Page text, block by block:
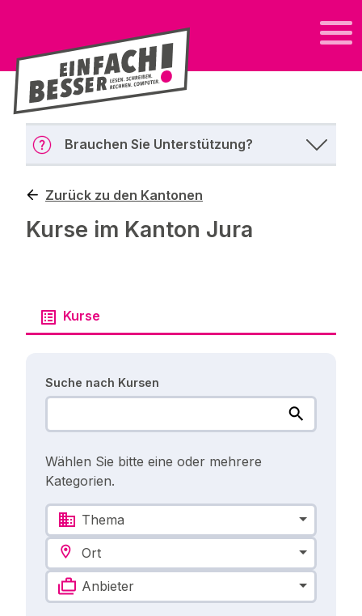
Brauchen Sie Unterstützung?
Zurück zu den Kantonen
Kurse im Kanton Jura
Kurse
Suche nach Kursen
Wählen Sie bitte eine oder mehrere
Kategorien.
Thema
Ort
Anbieter